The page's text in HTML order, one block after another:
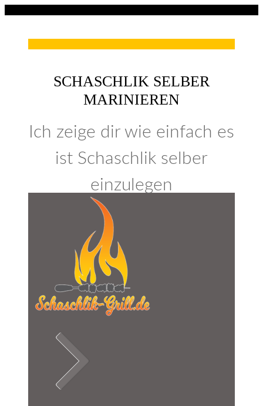
SCHASCHLIK SELBER
MARINIEREN
Ich zeige dir wie einfach es
ist Schaschlik selber
einzulegen